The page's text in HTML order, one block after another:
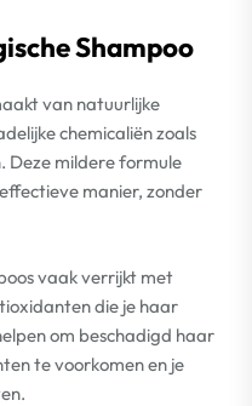
Shampoo
van natuurlijke
chemicaliën zoals
Deze mildere formule
manier, zonder
vaak verrijkt met
die je haar
om beschadigd haar
te voorkomen en je